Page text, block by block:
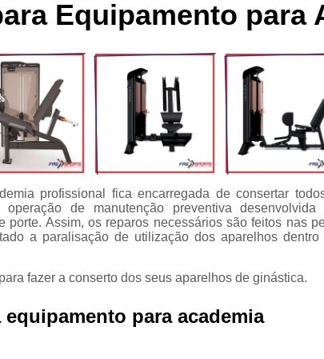
Movement Lxu
Bicicleta Movement Perform
Academia
Crossover Angulado
para Musculação
Crossover Profissional
Crossover Treinamento Funcional
Equipamento
Elíptico de Academia
Aparelho Elíptico Gt e
Elíptico da Movement
Elíptico Movement
Elíptico Movement Lx140
Elíptico Movement
Equipamento para Academia
Equipamentos para Academia de Condomínio
Equipamentos para Academia em Clubes
Equipamento para
profissional fica encarregada de consertar
de manutenção preventiva desenvolvida
Assim, os reparos necessários são feitos nas
a paralisação de utilização dos aparelhos dentro
fazer a conserto dos seus aparelhos de ginástica.
para academia